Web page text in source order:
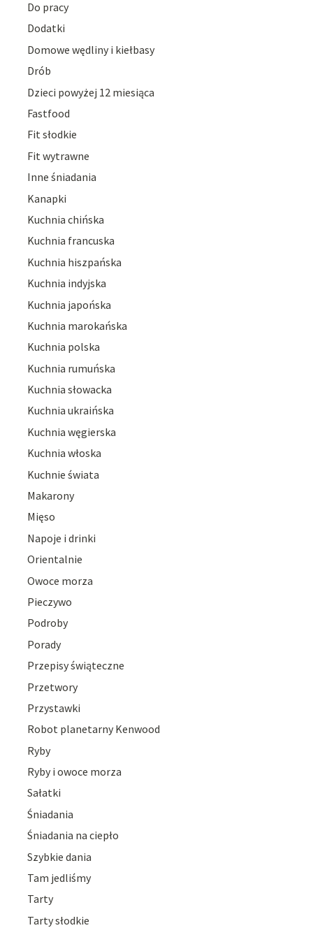
Do pracy
Dodatki
Domowe wędliny i kiełbasy
Drób
Dzieci powyżej 12 miesiąca
Fastfood
Fit słodkie
Fit wytrawne
Inne śniadania
Kanapki
Kuchnia chińska
Kuchnia francuska
Kuchnia hiszpańska
Kuchnia indyjska
Kuchnia japońska
Kuchnia marokańska
Kuchnia polska
Kuchnia rumuńska
Kuchnia słowacka
Kuchnia ukraińska
Kuchnia węgierska
Kuchnia włoska
Kuchnie świata
Makarony
Mięso
Napoje i drinki
Orientalnie
Owoce morza
Pieczywo
Podroby
Porady
Przepisy świąteczne
Przetwory
Przystawki
Robot planetarny Kenwood
Ryby
Ryby i owoce morza
Sałatki
Śniadania
Śniadania na ciepło
Szybkie dania
Tam jedliśmy
Tarty
Tarty słodkie